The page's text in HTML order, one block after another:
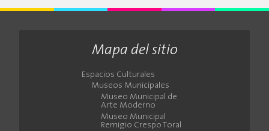
Mapa del sitio
Espacios Culturales
Museos Municipales
Museo Municipal de
Arte Moderno
Museo Municipal
Remigio Crespo Toral